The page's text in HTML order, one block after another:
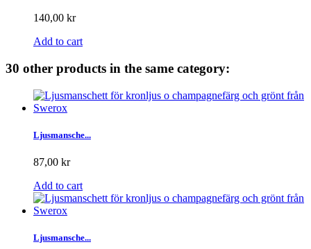
140,00 kr
Add to cart
30 other products in the same category:
Ljusmansche...
87,00 kr
Add to cart
Ljusmansche...